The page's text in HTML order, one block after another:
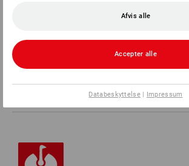
VIRKSOMHEDER
INFORMATION
BETALINGSMETODER
Afvis alle
Accepter alle
Databeskyttelse| Impressum